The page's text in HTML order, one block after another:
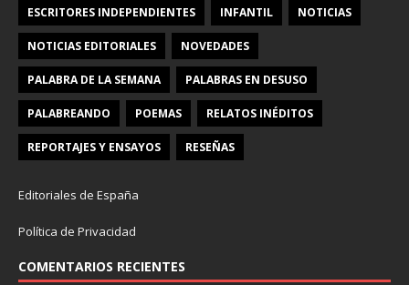
ESCRITORES INDEPENDIENTES INFANTIL NOTICIAS
NOTICIAS EDITORIALES NOVEDADES
PALABRA DE LA SEMANA PALABRAS EN DESUSO
PALABREANDO POEMAS RELATOS INÉDITOS
REPORTAJES Y ENSAYOS RESEÑAS
Editoriales de España
Política de Privacidad
COMENTARIOS RECIENTES